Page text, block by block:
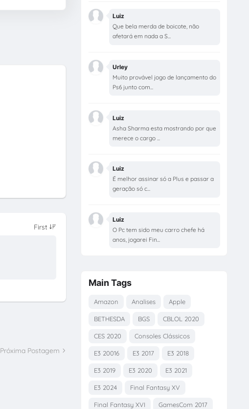
Próxima Postagem
Luiz
Que bela merda de boicote, não
afetará em nada a S...
Urley
Muito provável jogo de lançamento do
Ps6 junto com...
Luiz
Asha Sharma esta mostrando por que
merece o cargo ...
Luiz
É melhor assinar só a Plus e passar a
geração só c...
Luiz
O Pc tem sido meu carro chefe há
anos, jogarei Fin...
Main Tags
Amazon Analises Apple
BETHESDA BGS CBLOL 2020
CES 2020 Consoles Clássicos
E3 20016 E3 2017 E3 2018
E3 2019 E3 2020 E3 2021
E3 2024 Final Fantasy XV
Final Fantasy XVI GamesCom 2017